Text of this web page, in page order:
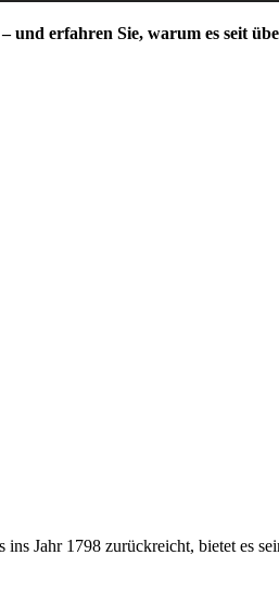
und erfahren Sie, warum es seit
Jahr 1798 zurückreicht, bietet es